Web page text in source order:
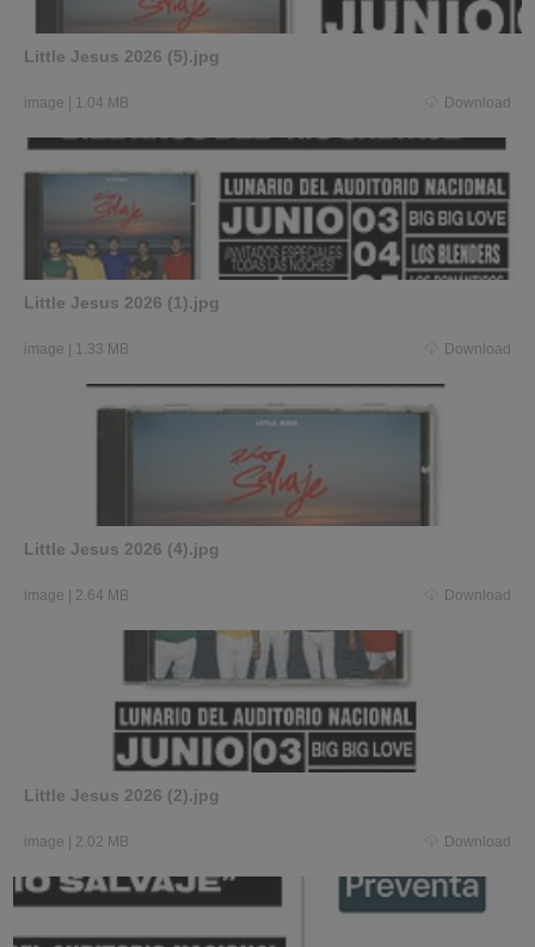
Little Jesus 2026 (5).jpg
image | 1.04 MB Download
Little Jesus 2026 (1).jpg
image | 1.33 MB Download
Little Jesus 2026 (4).jpg
image | 2.64 MB Download
Little Jesus 2026 (2).jpg
image | 2.02 MB Download